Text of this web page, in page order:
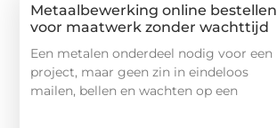
Metaalbewerking online bestellen
voor maatwerk zonder wachttijd
Een metalen onderdeel nodig voor een
project, maar geen zin in eindeloos
mailen, bellen en wachten op een